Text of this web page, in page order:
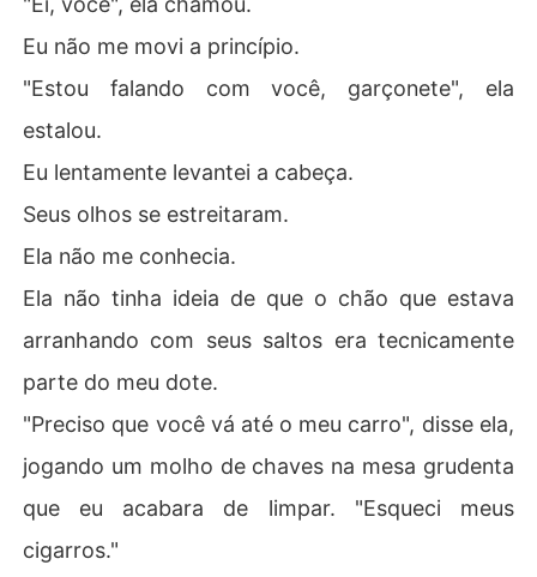
Eu não me movi a princípio.
"Estou falando com você, garçonete", ela
estalou.
Eu lentamente levantei a cabeça.
Seus olhos se estreitaram.
Ela não me conhecia.
Ela não tinha ideia de que o chão que estava
arranhando com seus saltos era tecnicamente
parte do meu dote.
"Preciso que você vá até o meu carro", disse ela,
jogando um molho de chaves na mesa grudenta
que eu acabara de limpar. "Esqueci meus
cigarros."